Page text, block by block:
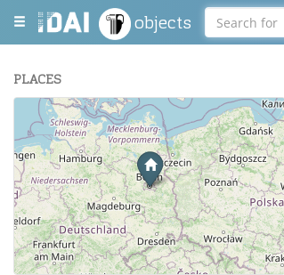
objects
PLACES
+
−
Leaflet| Maps and Data ©OpenStreetMap.